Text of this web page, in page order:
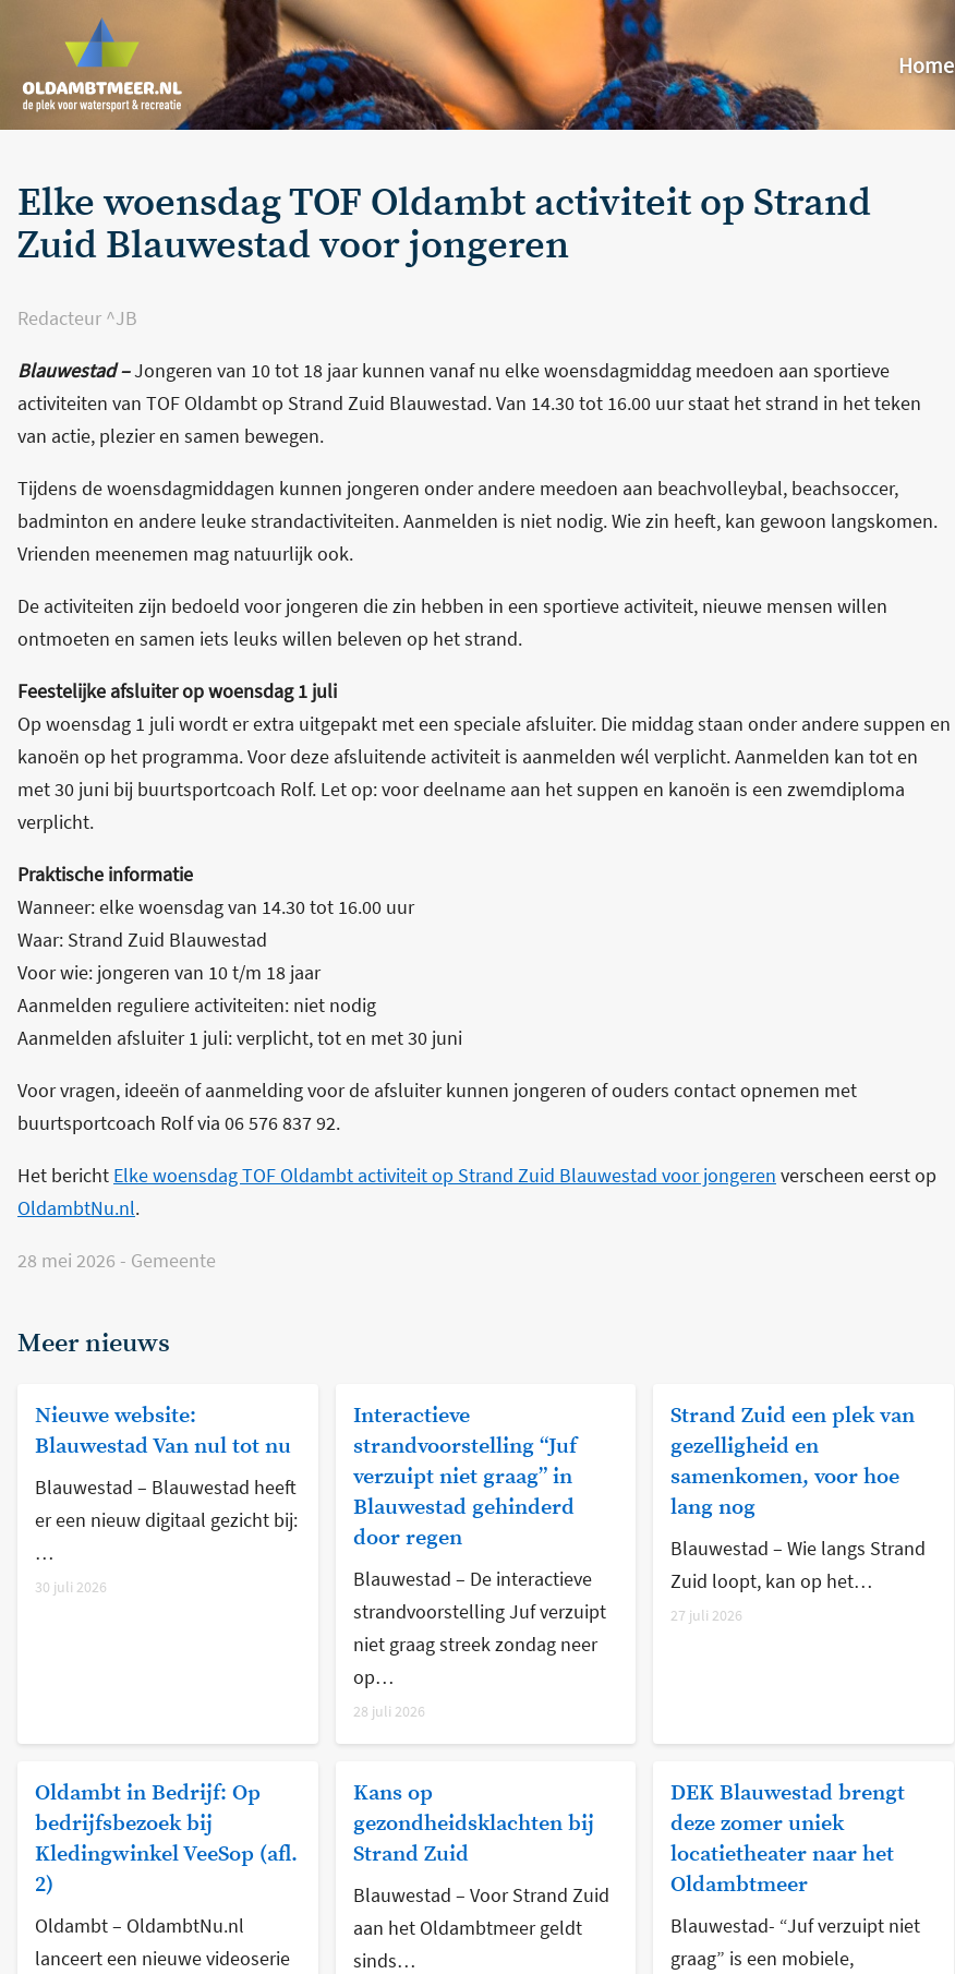
Home
Elke woensdag TOF Oldambt activiteit op Strand
Zuid Blauwestad voor jongeren
Redacteur ^JB
Blauwestad –Jongeren van 10 tot 18 jaar kunnen vanaf nu elke woensdagmiddag meedoen aan sportieve
activiteiten van TOF Oldambt op Strand Zuid Blauwestad. Van 14.30 tot 16.00 uur staat het strand in het teken
van actie, plezier en samen bewegen.
Tijdens de woensdagmiddagen kunnen jongeren onder andere meedoen aan beachvolleybal, beachsoccer,
badminton en andere leuke strandactiviteiten. Aanmelden is niet nodig. Wie zin heeft, kan gewoon langskomen.
Vrienden meenemen mag natuurlijk ook.
De activiteiten zijn bedoeld voor jongeren die zin hebben in een sportieve activiteit, nieuwe mensen willen
ontmoeten en samen iets leuks willen beleven op het strand.
Feestelijke afsluiter op woensdag 1 juli
Op woensdag 1 juli wordt er extra uitgepakt met een speciale afsluiter. Die middag staan onder andere suppen en
kanoën op het programma. Voor deze afsluitende activiteit is aanmelden wél verplicht. Aanmelden kan tot en
met 30 juni bij buurtsportcoach Rolf. Let op: voor deelname aan het suppen en kanoën is een zwemdiploma
verplicht.
Praktische informatie
Wanneer: elke woensdag van 14.30 tot 16.00 uur
Waar: Strand Zuid Blauwestad
Voor wie: jongeren van 10 t/m 18 jaar
Aanmelden reguliere activiteiten: niet nodig
Aanmelden afsluiter 1 juli: verplicht, tot en met 30 juni
Voor vragen, ideeën of aanmelding voor de afsluiter kunnen jongeren of ouders contact opnemen met
buurtsportcoach Rolf via 06 576 837 92.
Het bericht Elke woensdag TOF Oldambt activiteit op Strand Zuid Blauwestad voor jongeren verscheen eerst op
OldambtNu.nl.
28 mei 2026 - Gemeente
Meer nieuws
Nieuwe website:
Blauwestad Van nul tot nu
Blauwestad – Blauwestad heeft
er een nieuw digitaal gezicht bij:
…
30 juli 2026
Interactieve
strandvoorstelling “Juf
verzuipt niet graag” in
Blauwestad gehinderd
door regen
Blauwestad – De interactieve
strandvoorstelling Juf verzuipt
niet graag streek zondag neer
op…
28 juli 2026
Strand Zuid een plek van
gezelligheid en
samenkomen, voor hoe
lang nog
Blauwestad – Wie langs Strand
Zuid loopt, kan op het…
27 juli 2026
Oldambt in Bedrijf: Op
bedrijfsbezoek bij
Kledingwinkel VeeSop (afl.
2)
Oldambt – OldambtNu.nl
lanceert een nieuwe videoserie
Kans op
gezondheidsklachten bij
Strand Zuid
Blauwestad – Voor Strand Zuid
aan het Oldambtmeer geldt
sinds…
DEK Blauwestad brengt
deze zomer uniek
locatietheater naar het
Oldambtmeer
Blauwestad- “Juf verzuipt niet
graag” is een mobiele,